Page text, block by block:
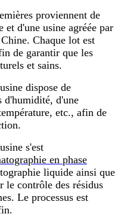
proviennent de
d'une usine agréée par
Chaque lot est
de garantir que les
et sains.
dispose de
d'humidité, d'une
etc., afin de
s'est
en phase
liquide ainsi que
le contrôle des résidus
Le processus est